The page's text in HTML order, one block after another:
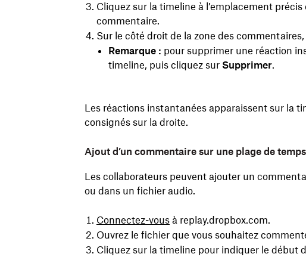
Cliquez sur la timeline à l’emplacement
commentaire.
Sur le côté droit de la zone des
Remarque : pour supprimer une réaction
timeline, puis cliquez sur Supprimer.
Les réactions instantanées apparaissent sur la
consignés sur la droite.
Ajout d’un commentaire sur une plage de temps
Les collaborateurs peuvent ajouter un
ou dans un fichier audio.
Connectez-vous à replay.dropbox.com.
Ouvrez le fichier que vous souhaitez
Cliquez sur la timeline pour indiquer le début